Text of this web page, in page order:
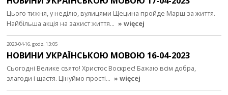
Цього тижня, у неділю, вулицями Щецина пройде Марш за життя.
Найбільша акція на захист життя… » więcej
2023-04-16, godz. 13:05
НОВИНИ УКРАЇНСЬКОЮ МОВОЮ 16-04-2023
Сьогодні Велике свято! Христос Воскрес! Бажаю всім добра,
злагоди і щастя. Цінуймо прості… » więcej